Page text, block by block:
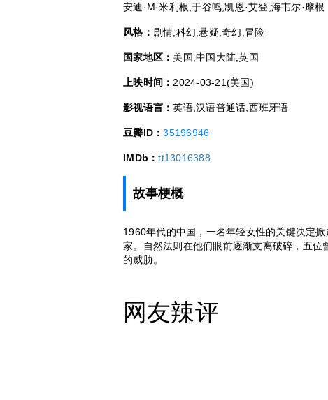
安迪·M·米利根,于谷鸣,凯恩·艾登,海韦尔·摩根
风格： 剧情,科幻,悬疑,奇幻,冒险
国家地区： 美国,中国大陆,英国
上映时间： 2024-03-21(美国)
影视语言：英语,汉语普通话,西班牙语
豆瓣ID：35196946
IMDb：tt13016388
故事梗概
1960年代的中国，一名年轻女性的关键决定
家。自然法则在他们眼前逐渐支离破碎，五
的威胁。
网友辣评